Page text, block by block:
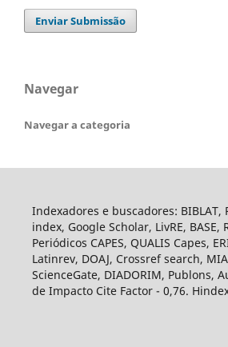
Enviar Submissão
Navegar
Navegar a categoria
Indexadores e buscadores: BIBLAT,
index, Google Scholar, LivRE, BASE,
Periódicos CAPES, QUALIS Capes,
Latinrev, DOAJ, Crossref search,
ScienceGate, DIADORIM, Publons,
de Impacto Cite Factor - 0,76.